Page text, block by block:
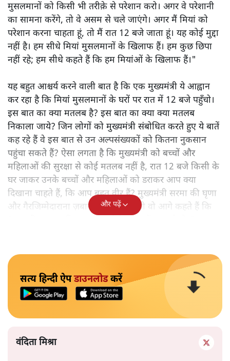
मुसलमानों को किसी भी तरीक़े से परेशान करो। अगर वे परेशानी
का सामना करेंगे, तो वे असम से चले जाएंगे। अगर मैं मियां को
परेशान करना चाहता हूं, तो मैं रात 12 बजे जाता हूं। यह कोई मुद्दा
नहीं है। हम सीधे मियां मुसलमानों के खिलाफ हैं। हम कुछ छिपा
नहीं रहे; हम सीधे कहते हैं कि हम मियांओं के खिलाफ हैं।"
यह बहुत आश्चर्य करने वाली बात है कि एक मुख्यमंत्री ये आह्वान
कर रहा है कि मियांं मुसलमानों के घरों पर रात में 12 बजे पहुँचो।
इस बात का क्या मतलब है? इस बात का क्या क्या मतलब
निकाला जाये? जिन लोगों को मुख्यमंत्री संबोधित करते हुए ये बातें
कह रहे हैं वे इस बात से उन अल्पसंख्यकों को कितना नुकसान
पहुंचा सकते हैं? ऐसा लगता है कि मुख्यमंत्री को बच्चों और
महिलाओं की सुरक्षा से कोई मतलब नहीं है, रात 12 बजे किसी के
घर जाकर उनके बच्चों और महिलाओं को डराकर आप क्या
दिखाना चाहते हैं, कि आप बहुत वीर हैं? मुख्यमंत्री सरमा की घृणा
और गैरजिम्मेदाराना ज़बान यहीं नहीं रुकती वो आगे कहते हैं कि
और पढ़ें
सत्य हिन्दी ऐपडाउनलोडकरें
वंदिता मिश्रा